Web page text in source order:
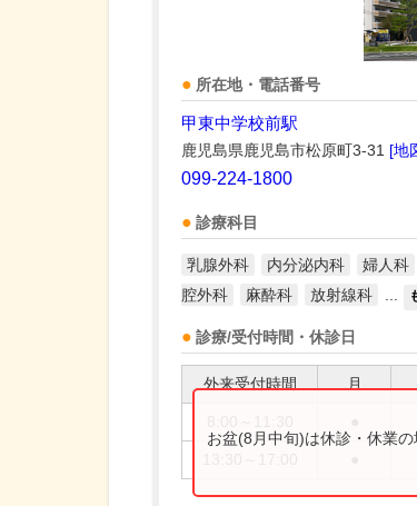
所在地・電話番号
甲東中学校前駅
鹿児島県鹿児島市松原町3-31 [地
099-224-1800
診療科目
乳腺外科 内分泌内科 婦人科
腔外科
麻酔科 放射線科
診療/受付時間・休診日
外来受付時間 月
お盆(8月中旬)は休診・休業